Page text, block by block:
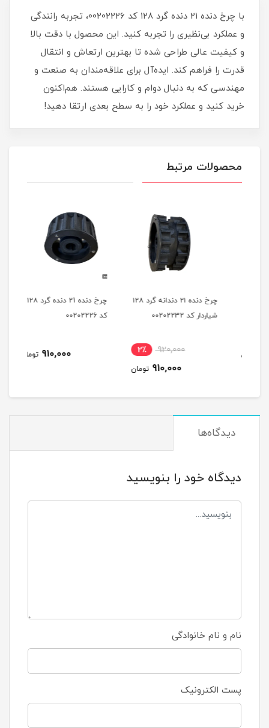
با چرخ دنده 21 دنده گرد ۱۲۸ کد 00202226، تجربه رانندگی
و عملکرد بی‌نظیری را تجربه کنید. این محصول با دقت بالا
و کیفیت عالی طراحی شده تا بهترین ارتعاش و انتقال
قدرت را فراهم کند. ایده‌آل برای علاقه‌مندان به صنعت و
مهندسی که به دنبال دوام و کارایی هستند. هم‌اکنون
خرید کنید و عملکرد خود را به سطح بعدی ارتقا دهید!
محصولات مرتبط
چرخ دنده ۲۱ دندانه گرد ۱۲۸
شیاردار کد 00202232
920,000 2٪
910,000 تومان
چرخ دنده 21 دنده گرد ۱۲۸
910,000 تومان
دیدگاه‌ها
دیدگاه خود را بنویسید
نام و نام خانوادگی
پست الکترونیک